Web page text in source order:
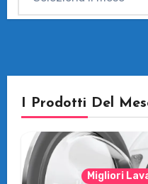
I Prodotti Del
Migliori